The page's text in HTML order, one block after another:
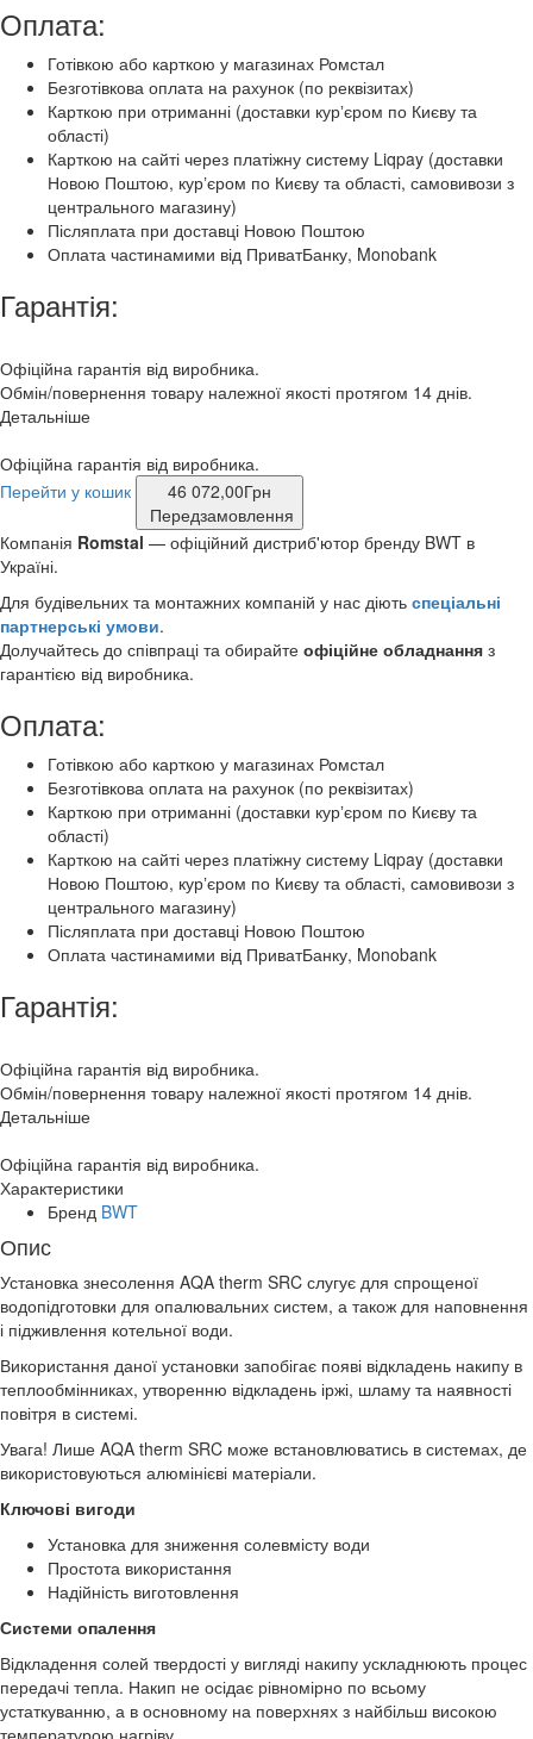
Оплата:
Готівкою або карткою у магазинах Ромстал
Безготівкова оплата на рахунок (по реквізитах)
Карткою при отриманні (доставки курʼєром по Києву та
області)
Карткою на сайті через платіжну систему Liqpay (доставки
Новою Поштою, курʼєром по Києву та області, самовивози з
центрального магазину)
Післяплата при доставці Новою Поштою
Оплата частинамими від ПриватБанку, Monobank
Гарантія:
Офіційна гарантія від виробника.
Обмін/повернення товару належної якості протягом 14 днів.
Детальніше
Офіційна гарантія від виробника.
Перейти у кошик
46 072,00Грн
Передзамовлення
Компанія Romstal — офіційний дистриб'ютор бренду BWT в
Україні.
Для будівельних та монтажних компаній у нас діють спеціальні
партнерські умови.
Долучайтесь до співпраці та обирайте офіційне обладнання з
гарантією від виробника.
Оплата:
Готівкою або карткою у магазинах Ромстал
Безготівкова оплата на рахунок (по реквізитах)
Карткою при отриманні (доставки курʼєром по Києву та
області)
Карткою на сайті через платіжну систему Liqpay (доставки
Новою Поштою, курʼєром по Києву та області, самовивози з
центрального магазину)
Післяплата при доставці Новою Поштою
Оплата частинамими від ПриватБанку, Monobank
Гарантія:
Офіційна гарантія від виробника.
Обмін/повернення товару належної якості протягом 14 днів.
Детальніше
Офіційна гарантія від виробника.
Характеристики
Бренд BWT
Опис
Установка знесолення AQA therm SRC слугує для спрощеної
водопідготовки для опалювальних систем, а також для наповнення
і підживлення котельної води.
Використання даної установки запобігає появі відкладень накипу в
теплообмінниках, утворенню відкладень іржі, шламу та наявності
повітря в системі.
Увага! Лише AQA therm SRC може встановлюватись в системах, де
використовуються алюмінієві матеріали.
Ключові вигоди
Установка для зниження солевмісту води
Простота використання
Надійність виготовлення
Системи опалення
Відкладення солей твердості у вигляді накипу ускладнюють процес
передачі тепла. Накип не осідає рівномірно по всьому
устаткуванню, а в основному на поверхнях з найбільш високою
температурою нагріву.